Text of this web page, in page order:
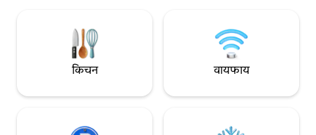
अनुभवापेक्षा वेगळा अनुभव.
डाउनटाउन
अंतरावर.
किचन वायफाय